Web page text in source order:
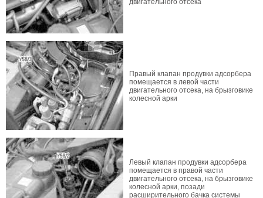
двигательного отсека
Правый клапан продувки адсорбера
помещается в левой части
двигательного отсека, на брызговике
колесной арки
Левый клапан продувки адсорбера
помещается в правой части
двигательного отсека, на брызговике
колесной арки, позади
расширительного бачка системы